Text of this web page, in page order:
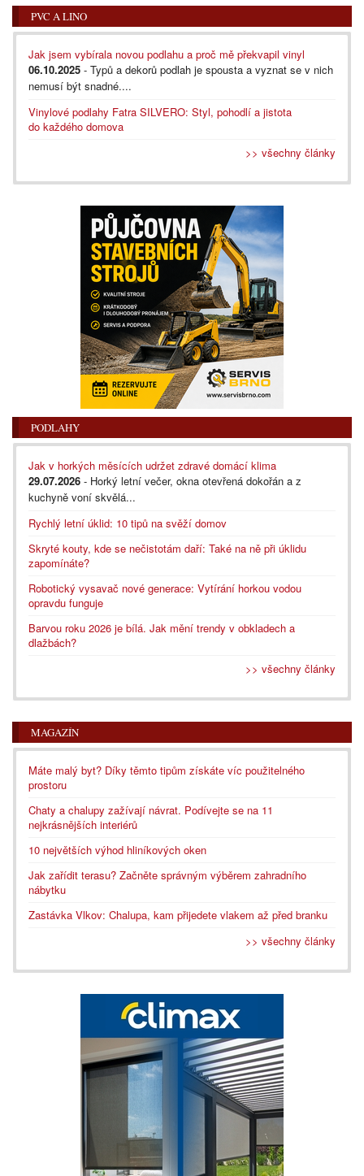
PVC A LINO
Jak jsem vybírala novou podlahu a proč mě překvapil vinyl
06.10.2025 - Typů a dekorů podlah je spousta a vyznat se v nich
nemusí být snadné....
Vinylové podlahy Fatra SILVERO: Styl, pohodlí a jistota
do každého domova
>> všechny články
PODLAHY
Jak v horkých měsících udržet zdravé domácí klima
29.07.2026 - Horký letní večer, okna otevřená dokořán a z
kuchyně voní skvělá...
Rychlý letní úklid: 10 tipů na svěží domov
Skryté kouty, kde se nečistotám daří: Také na ně při úklidu
zapomínáte?
Robotický vysavač nové generace: Vytírání horkou vodou
opravdu funguje
Barvou roku 2026 je bílá. Jak mění trendy v obkladech a
dlažbách?
>> všechny články
MAGAZÍN
Máte malý byt? Díky těmto tipům získáte víc použitelného
prostoru
Chaty a chalupy zažívají návrat. Podívejte se na 11
nejkrásnějších interiérů
10 největších výhod hliníkových oken
Jak zařídit terasu? Začněte správným výběrem zahradního
nábytku
Zastávka Vlkov: Chalupa, kam přijedete vlakem až před branku
>> všechny články